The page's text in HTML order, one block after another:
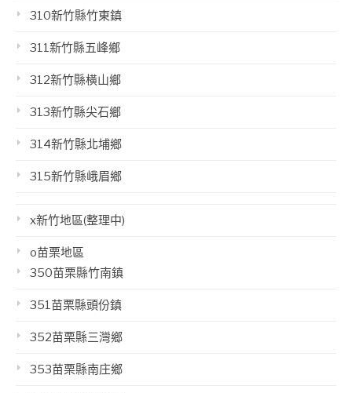
310新竹縣竹東鎮
311新竹縣五峰鄉
312新竹縣橫山鄉
313新竹縣尖石鄉
314新竹縣北埔鄉
315新竹縣峨眉鄉
x新竹地區(整理中)
o苗栗地區
350苗栗縣竹南鎮
351苗栗縣頭份鎮
352苗栗縣三灣鄉
353苗栗縣南庄鄉